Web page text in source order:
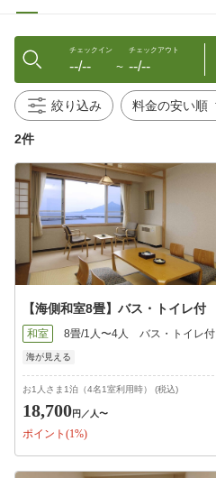
チェックイン
--/-- 〜
チェックアウト
--/--
絞り込み
2件
【海側和室8畳】バス・トイレ付
和室 8畳/1人〜4人 バス・トイレ付
海が見える
お1人さま1泊（4名1室利用時） (税込)
18,700円 ／人〜
ポイント(1%)